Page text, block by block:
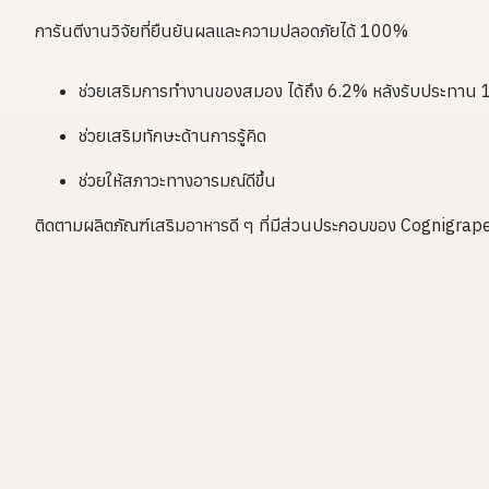
การันตีงานวิจัยที่ยืนยันผลและความปลอดภัยได้ 100%
ช่วยเสริมการทำงานของสมอง ได้ถึง 6.2% หลังรับประทาน
ช่วยเสริมทักษะด้านการรู้คิด
ช่วยให้สภาวะทางอารมณ์ดีขึ้น
ติดตามผลิตภัณฑ์เสริมอาหารดี ๆ ที่มีส่วนประกอบของ